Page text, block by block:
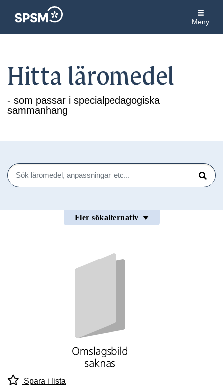
Meny
Hitta läromedel
- som passar i specialpedagogiska
sammanhang
Sök
Sök
Fler sökalternativ
Spara i lista